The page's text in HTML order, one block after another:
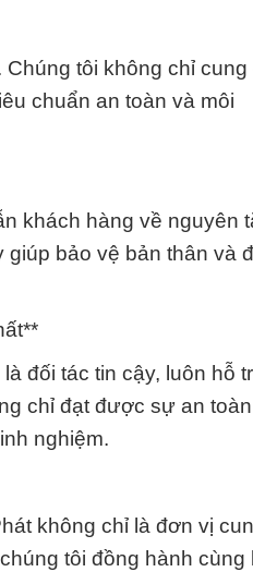
tôi không chỉ cung
chuẩn an toàn và môi
khách hàng về nguyên
bảo vệ bản thân và
đối tác tin cậy, luôn hỗ
chỉ đạt được sự an
nghiệm.
không chỉ là đơn vị
tôi đồng hành cùng